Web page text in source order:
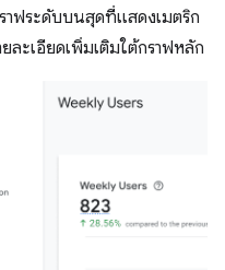
าฟระดับบนสุดที่แสดงเมตริก
ะเอียดเพิ่มเติมใต้กราฟหลัก